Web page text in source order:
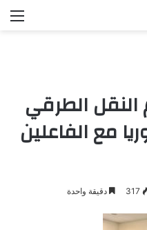
الطرقي
مع الفاعلين
317 دقيقة واحدة